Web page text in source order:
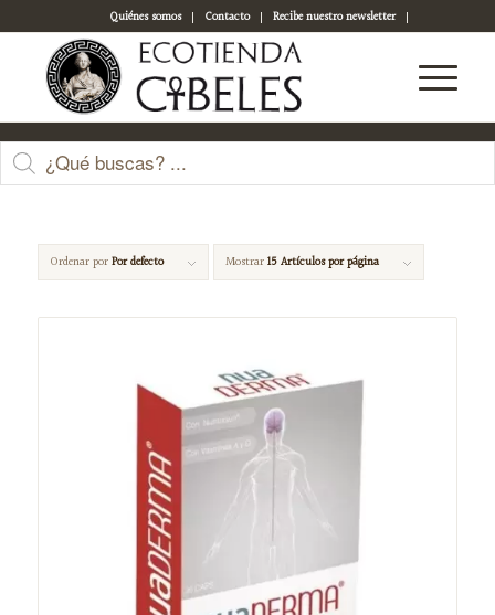
Quiénes somos Contacto
Recibe nuestro newsletter
Acceso a tu cuenta
cuidados de la piel
Ordenar porPor defecto Mostrar15 Artículos por página